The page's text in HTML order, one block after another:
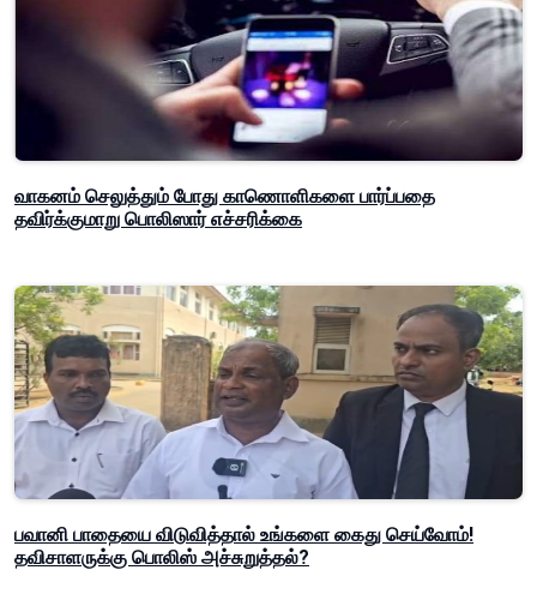
வாகனம் செலுத்தும் போது காணொளிகளை பார்ப்பதை
தவிர்க்குமாறு பொலிஸார் எச்சரிக்கை
பவானி பாதையை விடுவித்தால் உங்களை கைது செய்வோம்!
தவிசாளருக்கு பொலிஸ் அச்சுறுத்தல்?